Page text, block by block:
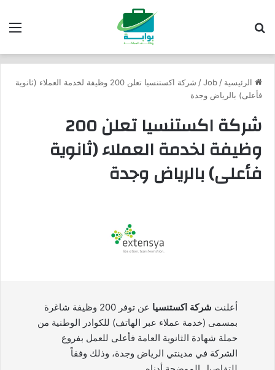
الرئيسية /
Job
/
شركة اكستنسيا تعلن 200 وظيفة لخدمة العملاء (ثانوية
فأعلى) بالرياض وجدة
شركة اكستنسيا تعلن 200
وظيفة لخدمة العملاء (ثانوية
فأعلى) بالرياض وجدة
أعلنت شركة اكستنسيا
عن توفر 200 وظيفة شاغرة
بمسمى (خدمة عملاء عبر الهاتف) للكوادر الوطنية من
حملة شهادة الثانوية العامة فأعلى للعمل بفروع
الشركة في مدينتي الرياض وجدة، وذلك وفقاً